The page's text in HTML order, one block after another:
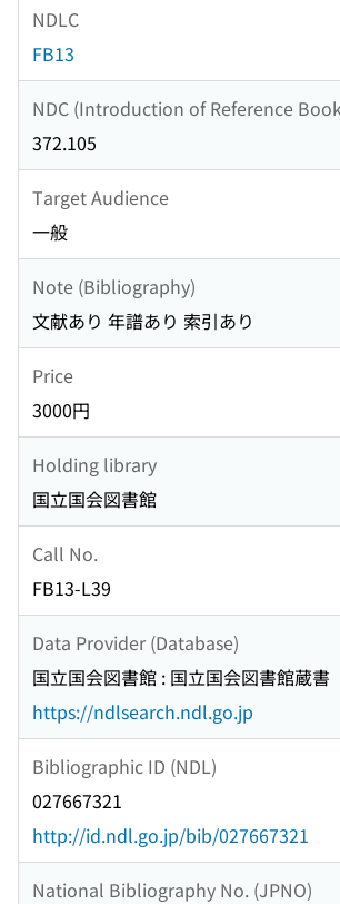
NDLC
FB13
NDC (Introduction of Reference
372.105
Target Audience
一般
Note (Bibliography)
文献あり 年譜あり 索引あり
Price
3000円
Holding library
国立国会図書館
Call No.
FB13-L39
Data Provider (Database)
国立国会図書館 : 国立国会図書館蔵書
https://ndlsearch.ndl.go.jp
Bibliographic ID (NDL)
027667321
http://id.ndl.go.jp/bib/027667321
National Bibliography No. (JPNO)